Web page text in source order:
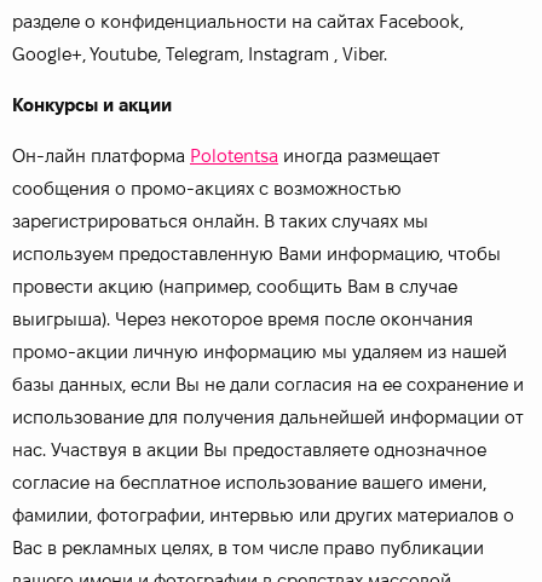
разделе о конфиденциальности на сайтах Facebook,
Google+, Youtube, Telegram, Instagram , Viber.
Конкурсы и акции
Он-лайн платформа Polotentsa иногда размещает
сообщения о промо-акциях с возможностью
зарегистрироваться онлайн. В таких случаях мы
используем предоставленную Вами информацию, чтобы
провести акцию (например, сообщить Вам в случае
выигрыша). Через некоторое время после окончания
промо-акции личную информацию мы удаляем из нашей
базы данных, если Вы не дали согласия на ее сохранение и
использование для получения дальнейшей информации от
нас. Участвуя в акции Вы предоставляете однозначное
согласие на бесплатное использование вашего имени,
фамилии, фотографии, интервью или других материалов о
Вас в рекламных целях, в том числе право публикации